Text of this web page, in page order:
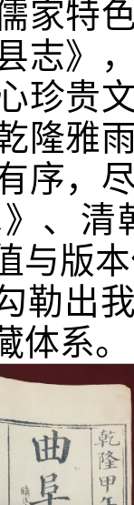
家特
志》
珍贵
隆雅
序，
、
与版
勒出
体系。